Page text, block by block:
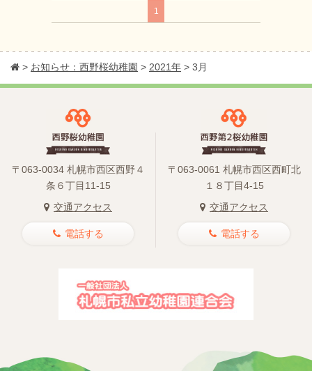
1
> お知らせ：西野桜幼稚園 > 2021年 > 3月
〒063-0034 札幌市西区西野４
条６丁目11-15
交通アクセス
電話する
〒063-0061 札幌市西区西町北
１８丁目4-15
交通アクセス
電話する